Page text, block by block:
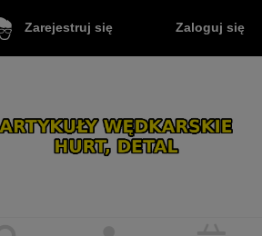
Zarejestruj się Zaloguj się